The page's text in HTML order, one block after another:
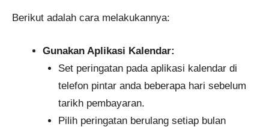
Berikut adalah cara melakukannya:
Gunakan Aplikasi Kalendar:
Set peringatan pada aplikasi kalendar di
telefon pintar anda beberapa hari sebelum
tarikh pembayaran.
Pilih peringatan berulang setiap bulan